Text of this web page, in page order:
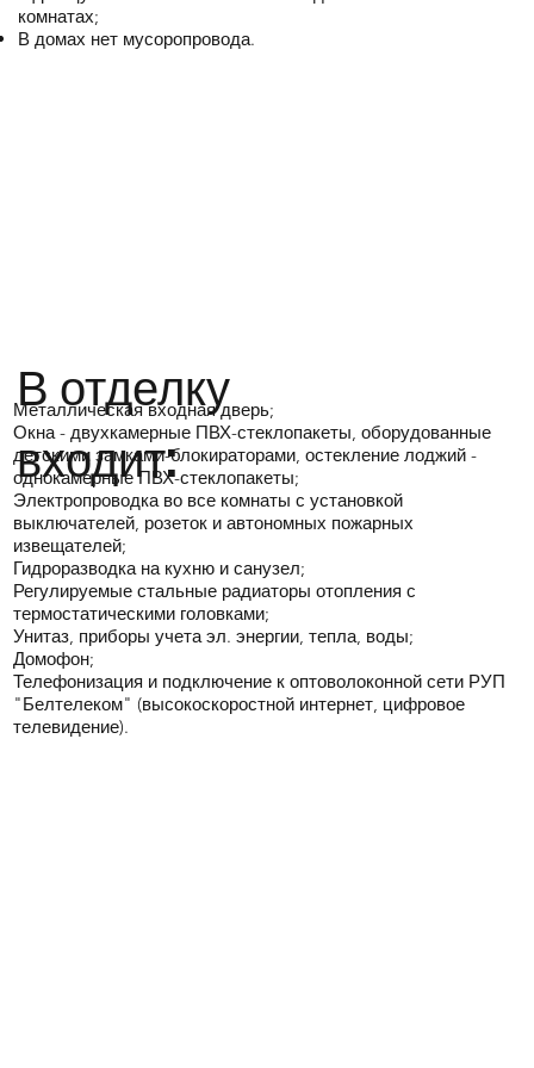
комнатах;
В домах нет мусоропровода.
Металлическая входная дверь;
Окна - двухкамерные ПВХ-стеклопакеты, оборудованные
детскими замками-блокираторами, остекление лоджий -
однокамерные ПВХ-стеклопакеты;
Электропроводка во все комнаты с установкой
выключателей, розеток и автономных пожарных
извещателей;
Гидроразводка на кухню и санузел;
Регулируемые стальные радиаторы отопления с
термостатическими головками;
Унитаз, приборы учета эл. энергии, тепла, воды;
Домофон;
Телефонизация и подключение к оптоволоконной сети РУП
"Белтелеком" (высокоскоростной интернет, цифровое
телевидение).
В отделку
входит: